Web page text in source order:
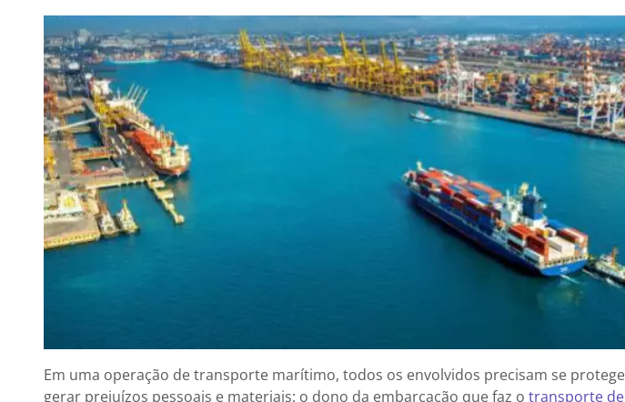
Em uma operação de transporte marítimo, todos os envolvidos precisam se
gerar prejuízos pessoais e materiais: o dono da embarcação que faz o transporte